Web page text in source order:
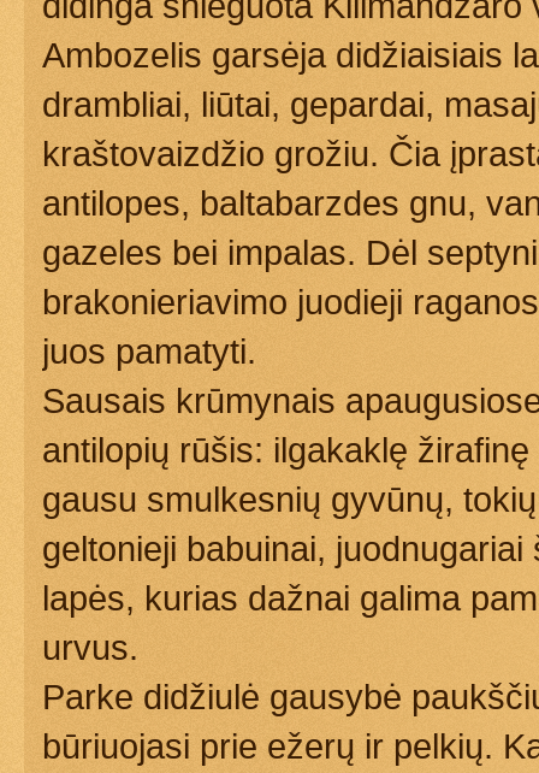
Ambozelis garsėja didžiaisiais
drambliai, liūtai, gepardai,
kraštovaizdžio grožiu. Čia
antilopes, baltabarzdes gnu,
gazeles bei impalas. Dėl
brakonieriavimo juodieji
juos pamatyti.
Sausais krūmynais
antilopių rūšis: ilgakaklę
gausu smulkesnių gyvūnų,
geltonieji babuinai,
lapės, kurias dažnai galima
urvus.
Parke didžiulė gausybė
būriuojasi prie ežerų ir pelkių.